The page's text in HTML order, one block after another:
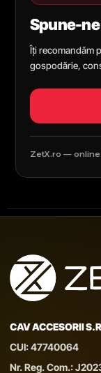
Spune-ne
Îți recomandăm
gospodărie,
ZetX.ro — online
CAV ACCESORII
CUI: 47740064
Nr. Reg. Com.: